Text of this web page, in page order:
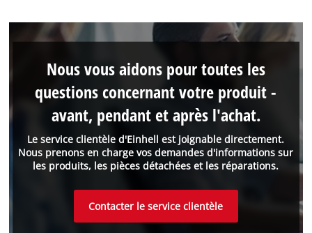
Le service clientèle d'Einhell est joignable directement.
Nous prenons en charge vos demandes d'informations sur
les produits, les pièces détachées et les réparations.
Nous vous aidons pour toutes les
questions concernant votre produit -
avant, pendant et après l'achat.
Contacter le service clientèle